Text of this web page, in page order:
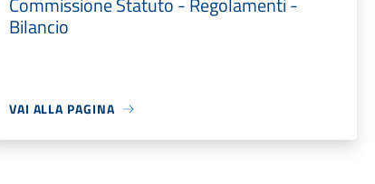
Bilancio
VAI ALLA PAGINA